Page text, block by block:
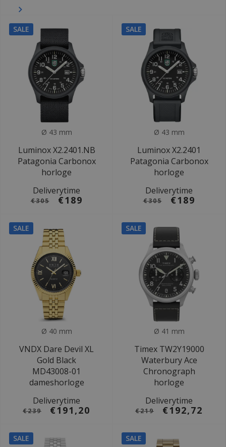
SALE
Ø 43 mm
Luminox X2.2401.NB
Patagonia Carbonox
horloge
Deliverytime
€305 €189
SALE
Ø 43 mm
Luminox X2.2401
Patagonia Carbonox
horloge
Deliverytime
€305 €189
SALE
Ø 40 mm
VNDX Dare Devil XL
Gold Black
MD43008-01
dameshorloge
Deliverytime
€239 €191,20
SALE
Ø 41 mm
Timex TW2Y19000
Waterbury Ace
Chronograph
horloge
Deliverytime
€219 €192,72
SALE SALE